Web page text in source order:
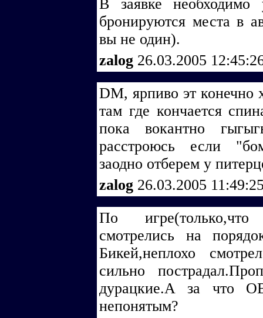
В заявке
бронируются места в
вы не один).
zalog 26.03.2005
DM, ярпиво эт конечно
там где кончается
пока вокантно
расстроюсь если
заодно отберем у
zalog 26.03.2005
По
смотрелись на
Бикей,неплохо
сильно
дурацкие.А за что
непонятым?